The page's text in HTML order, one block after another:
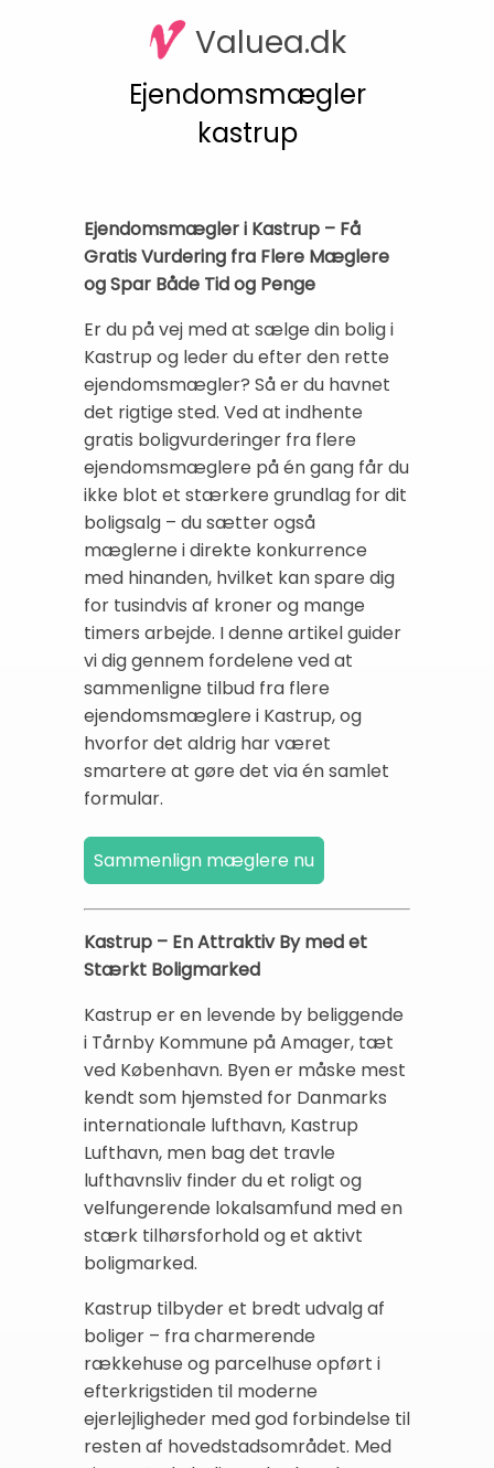
Valuea.dk
Ejendomsmægler
kastrup
Ejendomsmægler i Kastrup – Få
Gratis Vurdering fra Flere Mæglere
og Spar Både Tid og Penge
Er du på vej med at sælge din bolig i
Kastrup og leder du efter den rette
ejendomsmægler? Så er du havnet
det rigtige sted. Ved at indhente
gratis boligvurderinger fra flere
ejendomsmæglere på én gang får du
ikke blot et stærkere grundlag for dit
boligsalg – du sætter også
mæglerne i direkte konkurrence
med hinanden, hvilket kan spare dig
for tusindvis af kroner og mange
timers arbejde. I denne artikel guider
vi dig gennem fordelene ved at
sammenligne tilbud fra flere
ejendomsmæglere i Kastrup, og
hvorfor det aldrig har været
smartere at gøre det via én samlet
formular.
Kastrup – En Attraktiv By med et
Stærkt Boligmarked
Kastrup er en levende by beliggende
i Tårnby Kommune på Amager, tæt
ved København. Byen er måske mest
kendt som hjemsted for Danmarks
internationale lufthavn, Kastrup
Lufthavn, men bag det travle
lufthavnsliv finder du et roligt og
velfungerende lokalsamfund med en
stærk tilhørsforhold og et aktivt
boligmarked.
Kastrup tilbyder et bredt udvalg af
boliger – fra charmerende
rækkehuse og parcelhuse opført i
efterkrigstiden til moderne
ejerlejligheder med god forbindelse til
resten af hovedstadsområdet. Med